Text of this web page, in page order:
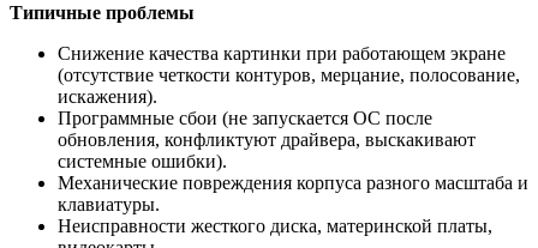
Типичные проблемы
Снижение качества картинки при работающем экране
(отсутствие четкости контуров, мерцание, полосование,
искажения).
Программные сбои (не запускается ОС после
обновления, конфликтуют драйвера, выскакивают
системные ошибки).
Механические повреждения корпуса разного масштаба и
клавиатуры.
Неисправности жесткого диска, материнской платы,